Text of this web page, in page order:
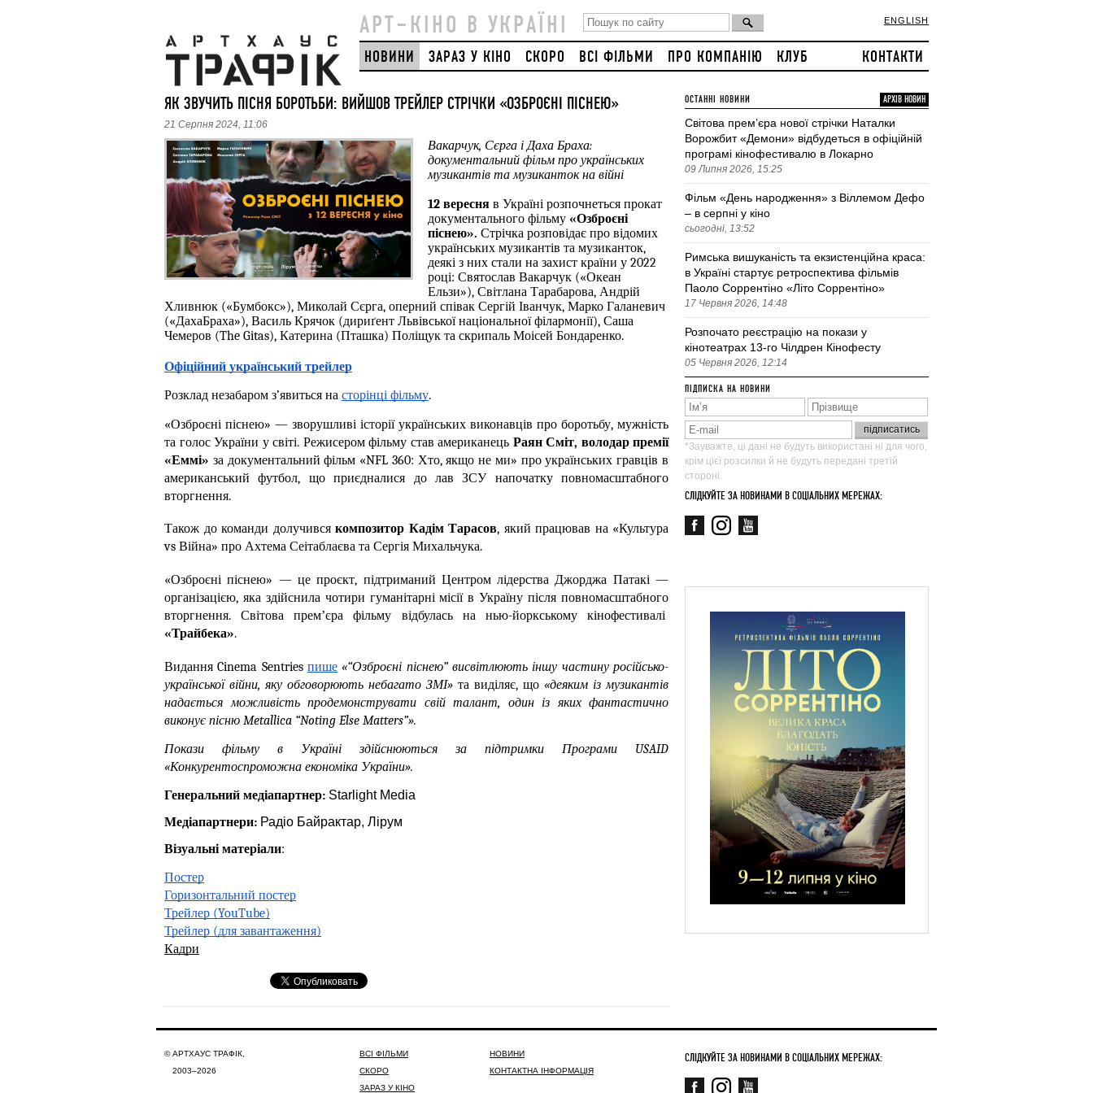
АРТ–КІНО В УКРАЇНІ ENGLISH
НОВИНИ ЗАРАЗ У КІНО СКОРО ВСІ ФІЛЬМИ ПРО КОМПАНІЮ КЛУБ КОНТАКТИ
ЯК ЗВУЧИТЬ ПІСНЯ БОРОТЬБИ: ВИЙШОВ ТРЕЙЛЕР СТРІЧКИ «ОЗБРОЄНІ ПІСНЕЮ»
21 Серпня 2024, 11:06
Вакарчук, Сєрга і Даха Браха:
документальний фільм про українських
музикантів та музиканток на війні
12 вересня в Україні розпочнеться прокат
документального фільму «Озброєні
піснею». Стрічка розповідає про відомих
українських музикантів та музиканток,
деякі з них стали на захист країни у 2022
році: Святослав Вакарчук («Океан
Ельзи»), Світлана Тарабарова, Андрій
Хливнюк («Бумбокс»), Миколай Сєрга, оперний співак Сергій Іванчук, Марко Галаневич
(«ДахаБраха»), Василь Крячок (дириґент Львівської національної філармонії), Саша
Чемеров (The Gitas), Катерина (Пташка) Поліщук та скрипаль Моісей Бондаренко.
Офіційний український трейлер
Розклад незабаром з’явиться на сторінці фільму.
«Озброєні піснею» — зворушливі історії українських виконавців про боротьбу, мужність
та голос України у світі. Режисером фільму став американець Раян Сміт, володар премії
«Еммі» за документальний фільм «NFL 360: Хто, якщо не ми» про українських гравців в
американський футбол, що приєдналися до лав ЗСУ напочатку повномасштабного
вторгнення.
Також до команди долучився композитор Кадім Тарасов, який працював на «Культура
vs Війна» про Ахтема Сеітаблаєва та Сергія Михальчука.
«Озброєні піснею» — це проєкт, підтриманий Центром лідерства Джорджа Патакі —
організацією, яка здійснила чотири гуманітарні місії в Україну після повномасштабного
«Трайбека».
Видання Cinema Sentries пише «“Озброєні піснею” висвітлюють іншу частину російсько-
української війни, яку обговорюють небагато ЗМІ» та виділяє, що «деяким із музикантів
надається можливість продемонструвати свій талант, один із яких фантастично
виконує пісню Metallica “Noting Else Matters”».
Покази фільму в Україні здійснюються за підтримки Програми USAID
«Конкурентоспроможна економіка України».
Генеральний медіапартнер: Starlight Media
Медіапартнери: Радіо Байрактар, Лірум
Візуальні матеріали:
Постер
Горизонтальний постер
Трейлер (YouTube)
Трейлер (для завантаження)
Кадри
ОСТАННІ НОВИНИ АРХІВ НОВИН
Світова премʼєра нової стрічки Наталки
Ворожбит «Демони» відбудеться в офіційній
програмі кінофестивалю в Локарно
09 Липня 2026, 15:25
Фільм «День народження» з Віллемом Дефо
– в серпні у кіно
сьогодні, 13:52
Римська вишуканість та екзистенційна краса:
в Україні стартує ретроспектива фільмів
Паоло Соррентіно «Літо Соррентіно»
17 Червня 2026, 14:48
Розпочато реєстрацію на покази у
кінотеатрах 13-го Чілдрен Кінофесту
05 Червня 2026, 12:14
ПІДПИСКА НА НОВИНИ
*Зауважте, ці дані не будуть використані ні для чого,
крім цієї розсилки й не будуть передані третій
стороні.
СЛІДКУЙТЕ ЗА НОВИНАМИ В СОЦІАЛЬНИХ МЕРЕЖАХ:
© АРТХАУС ТРАФІК,
2003–2026
ВСІ ФІЛЬМИ
СКОРО
ЗАРАЗ У КІНО
НОВИНИ
КОНТАКТНА ІНФОРМАЦІЯ
СЛІДКУЙТЕ ЗА НОВИНАМИ В СОЦІАЛЬНИХ МЕРЕЖАХ: